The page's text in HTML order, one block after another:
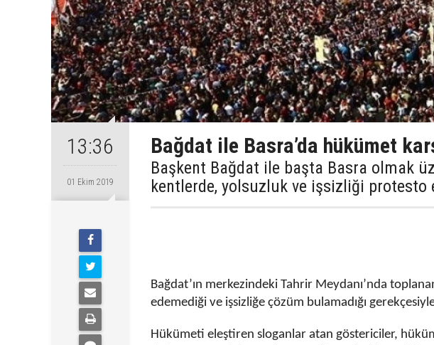
13:36
01 Ekim 2019
Bağdat ile Basra’da hükümet
Başkent Bağdat ile başta Basra olmak
kentlerde, yolsuzluk ve işsizliği
Bağdat’ın merkezindeki Tahrir Meydanı’nda
edemediği ve işsizliğe çözüm bulamadığı
Hükümeti eleştiren sloganlar atan göstericiler,